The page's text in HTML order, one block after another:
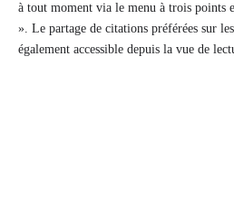
à tout moment via le menu à trois points
». Le partage de citations préférées sur
également accessible depuis la vue de